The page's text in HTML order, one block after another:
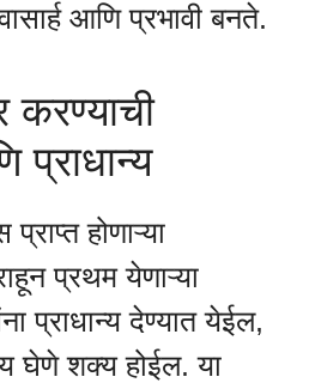
आणि प्रभावी बनते.
करण्याची
प्राधान्य
होणाऱ्या
प्रथम येणाऱ्या
प्राधान्य देण्यात येईल,
घेणे शक्य होईल. या